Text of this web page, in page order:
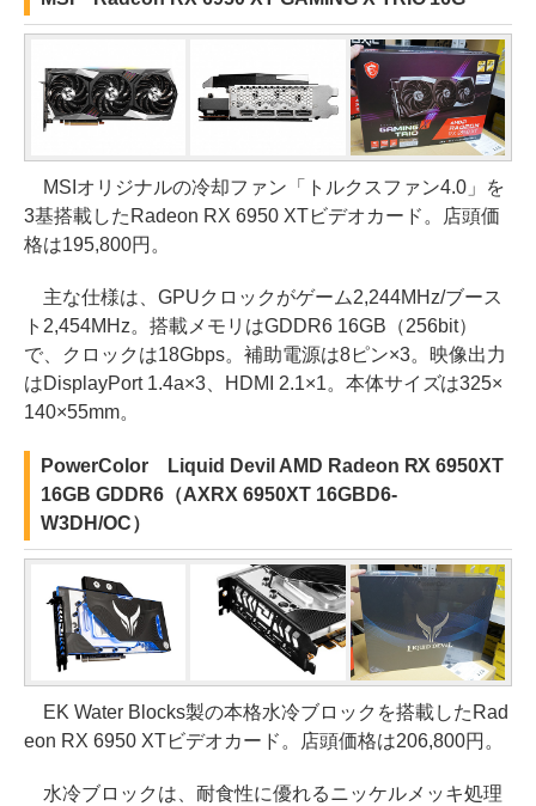
MSIオリジナルの冷却ファン「トルクスファン4.0」を
3基搭載したRadeon RX 6950 XTビデオカード。店頭価
格は195,800円。
主な仕様は、GPUクロックがゲーム2,244MHz/ブース
ト2,454MHz。搭載メモリはGDDR6 16GB（256bit）
で、クロックは18Gbps。補助電源は8ピン×3。映像出力
はDisplayPort 1.4a×3、HDMI 2.1×1。本体サイズは325×
140×55mm。
PowerColor Liquid Devil AMD Radeon RX 6950XT
16GB GDDR6（AXRX 6950XT 16GBD6-
W3DH/OC）
EK Water Blocks製の本格水冷ブロックを搭載したRad
eon RX 6950 XTビデオカード。店頭価格は206,800円。
水冷ブロックは、耐食性に優れるニッケルメッキ処理